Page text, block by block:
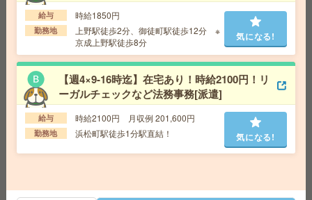
時給4000円！【三菱総合研究所】週3日在宅！17時15分
まで＊システム管理[派遣]
時給4000円～4500円＋交 【月収例】580,0
00円～ ■給与の前払いが可能な速払いサービスあり
交通費 交通費支給あり
勤務地
東京都千代田区 東京メトロ銀座線 溜池山王
駅徒歩1分、東京メトロ半蔵門線 永田町駅徒歩8分
気になる!
10月開始＼週4日・時短OK！データ入力・事務局サポー
ト！＊50代活躍中[派遣]
給与 時給1850円
勤務地
上野駅徒歩2分、御徒町駅徒歩12分 ※
京成上野駅徒歩8分
気になる!
【週4×9-16時迄】在宅あり！時給2100円！リ
ーガルチェックなど法務事務[派遣]
給与 時給2100円 月収例 201,600円
勤務地 浜松町駅徒歩1分駅直結！ 気になる!